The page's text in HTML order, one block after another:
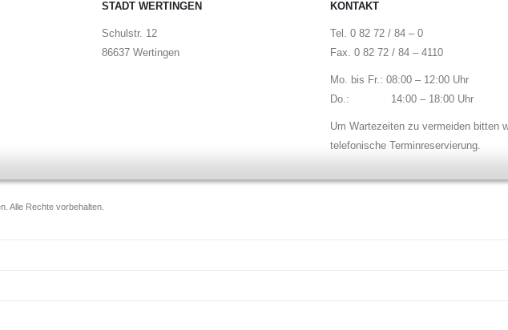
STADT WERTINGEN
Schulstr. 12
86637 Wertingen
KONTAKT
Tel. 0 82 72 / 84 – 0
Fax. 0 82 72 / 84 – 4110
Mo. bis Fr.: 08:00 – 12:00 Uhr
Do.: 14:00 – 18:00 Uhr
Um Wartezeiten zu vermeiden bitten
telefonische Terminreservierung.
Alle Rechte vorbehalten.